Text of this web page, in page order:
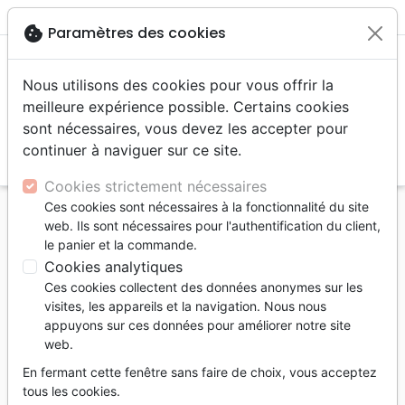
menu
Accueil Livres Commentaires
Ecclésiaste
Commentaire sur le livre de l'Ecclésiaste - À
l'écoute du Qohélet pour apprendre à vivre la vie
telle qu'elle est - 2e édition r
Commentaire sur le livre de
l'Ecclésiaste
À l'écoute du Qohélet pour apprendre à
vivre la vie telle qu'elle est - 2e édition
cookie Paramètres des cookies
Nous utilisons des cookies pour vous offrir la
meilleure expérience possible. Certains cookies
sont nécessaires, vous devez les accepter pour
continuer à naviguer sur ce site.
Cookies strictement nécessaires
Ces cookies sont nécessaires à la fonctionnalité du site
web. Ils sont nécessaires pour l'authentification du client,
le panier et la commande.
Cookies analytiques
Ces cookies collectent des données anonymes sur les
visites, les appareils et la navigation. Nous nous
appuyons sur ces données pour améliorer notre site
web.
En fermant cette fenêtre sans faire de choix, vous acceptez
tous les cookies.